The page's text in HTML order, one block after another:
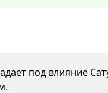
под влияние